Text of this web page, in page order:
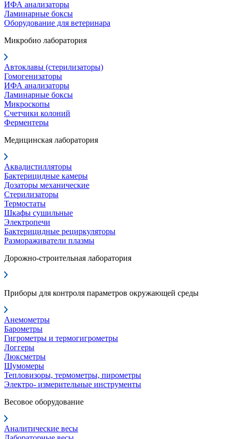
ИФА анализаторы
Ламинарные боксы
Оборудование для ветеринара
Микробио лаборатория
Автоклавы (стерилизаторы)
Гомогенизаторы
ИФА анализаторы
Ламинарные боксы
Микроскопы
Счетчики колоний
Ферментеры
Медицинская лаборатория
Аквадистилляторы
Бактерицидные камеры
Дозаторы механические
Стерилизаторы
Термостаты
Шкафы сушильные
Электропечи
Бактерицидные рециркуляторы
Размораживатели плазмы
Дорожно-строительная лаборатория
Приборы для контроля параметров окружающей среды
Анемометры
Барометры
Гигрометры и термогигрометры
Логгеры
Люксметры
Шумомеры
Тепловизоры, термометры, пирометры
Электро- измерительные инструменты
Весовое оборудование
Аналитические весы